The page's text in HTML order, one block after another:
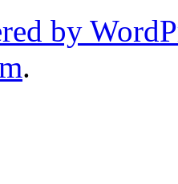
by
.